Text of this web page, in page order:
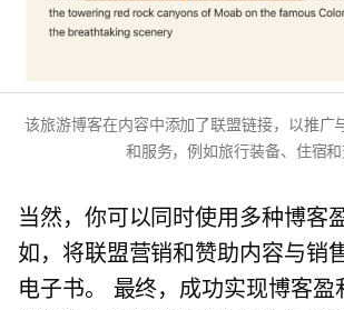
该旅游博客在内容中添加了联盟链接，以推广
和服务，例如旅行装备、住宿
当然，你可以同时使用多种博客
如，将联盟营销和赞助内容与销
电子书。
最终，成功实现博客盈